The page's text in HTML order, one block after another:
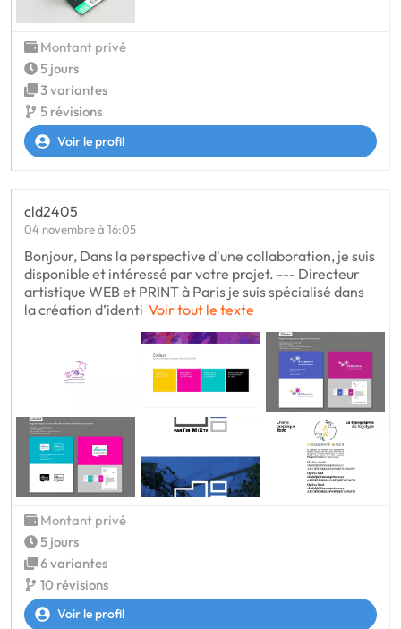
Montant privé
5 jours
3 variantes
5 révisions
Voir le profil
cld2405
04 novembre à 16:05
Bonjour, Dans la perspective d'une collaboration, je suis
disponible et intéressé par votre projet. --- Directeur
artistique WEB et PRINT à Paris je suis spécialisé dans
la création d’identi Voir tout le texte
Montant privé
5 jours
6 variantes
10 révisions
Voir le profil